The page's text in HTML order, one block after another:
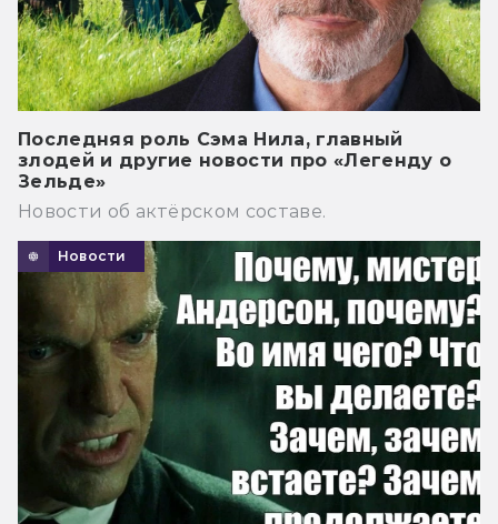
Последняя роль Сэма Нила, главный
злодей и другие новости про «Легенду о
Зельде»
Новости об актёрском составе.
Новости